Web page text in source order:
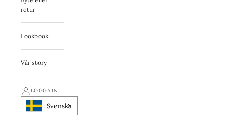
retur
Lookbook
Vår story
LOGGA IN
Svenska